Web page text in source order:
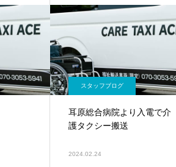
スタッフブログ
耳原総合病院より入電で介
護タクシー搬送
2024.02.24